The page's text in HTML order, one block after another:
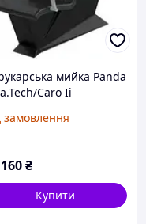
мийка Panda
Caro Ii
замовлення
₴
Купити